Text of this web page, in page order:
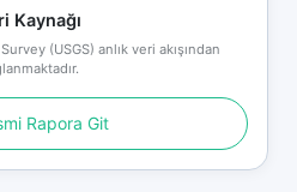
Kaynağı
(USGS) anlık veri akışından
Rapora Git